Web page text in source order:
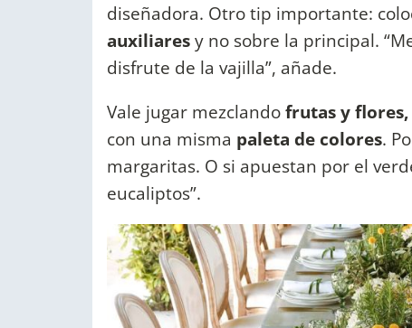
diseñadora. Otro tip importante:
auxiliaresy no sobre la principal.
disfrute de la vajilla”, añade.
Vale jugar mezclandofrutas y flores,
con una misma paleta de colores.
margaritas. O si apuestan por el
eucaliptos”.